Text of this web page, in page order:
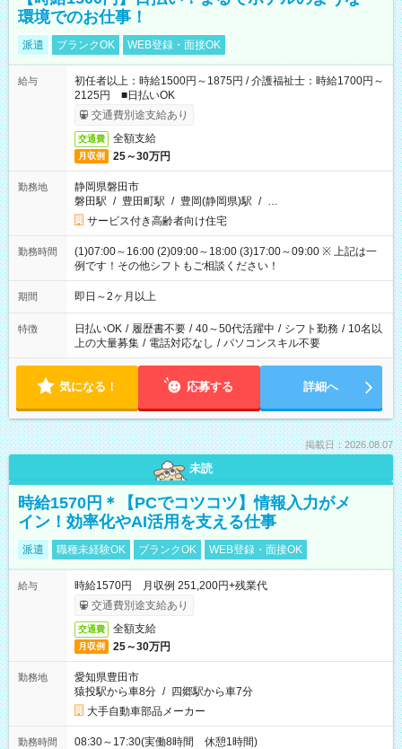
環境でのお仕事！
派遣 ブランクOK WEB登録・面接OK
給与
初任者以上：時給1500円～1875円 / 介護福祉士：時給1700円～
2125円 ■日払いOK
交通費別途支給あり
交通費 全額支給
月収例 25～30万円
勤務地
静岡県磐田市
磐田駅 / 豊田町駅 / 豊岡(静岡県)駅 / …
サービス付き高齢者向け住宅
勤務時間
(1)07:00～16:00 (2)09:00～18:00 (3)17:00～09:00 ※ 上記は一
例です！その他シフトもご相談ください！
期間 即日～2ヶ月以上
特徴 日払いOK / 履歴書不要 / 40～50代活躍中 / シフト勤務 / 10名以
上の大量募集 / 電話対応なし / パソコンスキル不要
気になる！ 応募する 詳細へ
掲載日：2026.08.07
未読
時給1570円＊【PCでコツコツ】情報入力がメ
イン！効率化やAI活用を支える仕事
派遣 職種未経験OK ブランクOK WEB登録・面接OK
給与
時給1570円 月収例 251,200円+残業代
交通費別途支給あり
交通費 全額支給
月収例 25～30万円
勤務地
愛知県豊田市
猿投駅から車8分 / 四郷駅から車7分
大手自動車部品メーカー
勤務時間 08:30～17:30(実働8時間 休憩1時間)